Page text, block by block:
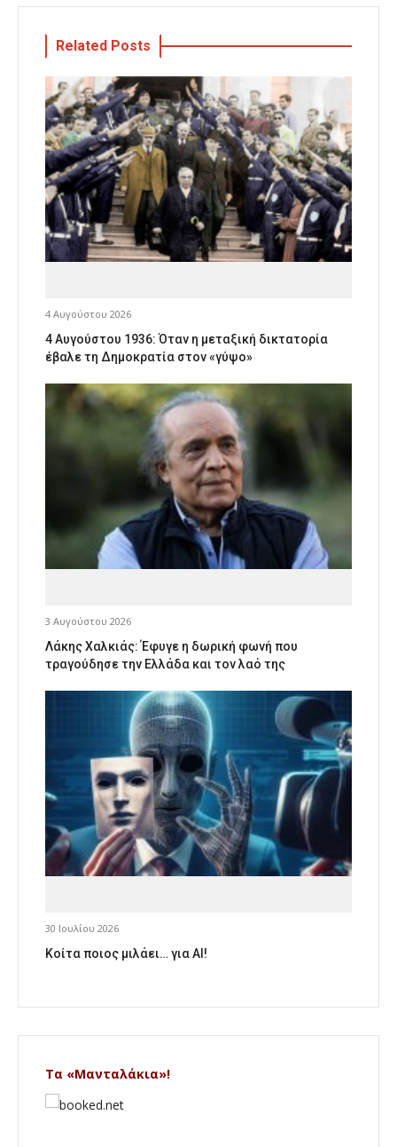
Related Posts
4 Αυγούστου 2026
4 Αυγούστου 1936: Όταν η μεταξική δικτατορία
έβαλε τη Δημοκρατία στον «γύψο»
3 Αυγούστου 2026
Λάκης Χαλκιάς: Έφυγε η δωρική φωνή που
τραγούδησε την Ελλάδα και τον λαό της
30 Ιουλίου 2026
Κοίτα ποιος μιλάει… για AI!
Τα «Μανταλάκια»!